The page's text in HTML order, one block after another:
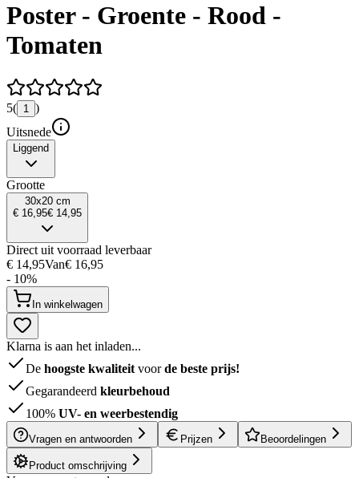
Poster - Groente - Rood -
Tomaten
5( 1
)
Uitsnede
Liggend
Grootte
30x20 cm
€ 16,95€ 14,95
Direct uit voorraad leverbaar
€ 14,95Van€ 16,95
- 10%
In winkelwagen
Klarna is aan het inladen...
De hoogste kwaliteit voorde beste prijs!
Gegarandeerd kleurbehoud
100% UV- en weerbestendig
Vragen en antwoorden Prijzen Beoordelingen
Product omschrijving